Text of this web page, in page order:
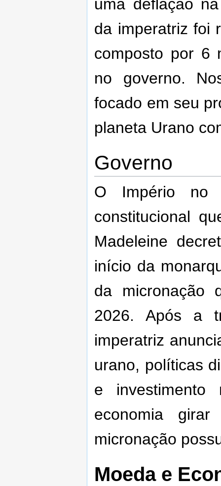
uma deflação
da imperatriz foi
composto por 6
no governo.
focado em seu
planeta Urano
Governo
O Império no
constitucional
Madeleine
início da
da micronação
2026. Após a
imperatriz
urano, políticas
e
economia
micronação
Moeda e